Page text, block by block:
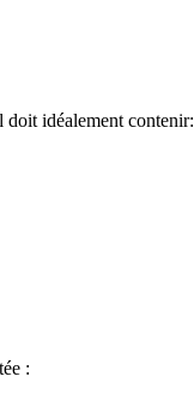
doit idéalement contenir:
: